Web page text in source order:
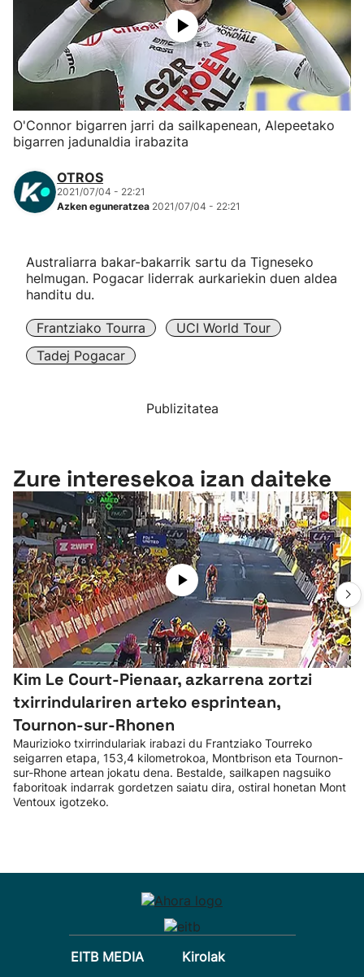
Herri-kirolak
Eskubaloia
Kirolak 360
Mendi-lasterketak
"Helmuga"
O'Connor bigarren jarri da sailkapenean, Alepeetako
bigarren jadunaldia irabazita
OTROS
2021/07/04 - 22:21
Azken eguneratzea 2021/07/04 - 22:21
Australiarra bakar-bakarrik sartu da Tigneseko
helmugan. Pogacar liderrak aurkariekin duen aldea
handitu du.
Frantziako Tourra
UCI World Tour
Tadej Pogacar
Publizitatea
Zure interesekoa izan daiteke
Kim Le Court-Pienaar, azkarrena zortzi
txirrindulariren arteko esprintean,
Tournon-sur-Rhonen
Maurizioko txirrindulariak irabazi du Frantziako Tourreko
seigarren etapa, 153,4 kilometrokoa, Montbrison eta Tournon-
sur-Rhone artean jokatu dena. Bestalde, sailkapen nagsuiko
faboritoak indarrak gordetzen saiatu dira, ostiral honetan Mont
Ventoux igotzeko.
EITB MEDIA
Kirolak